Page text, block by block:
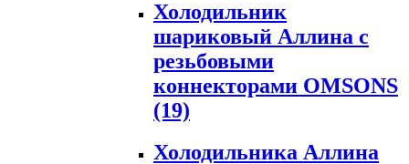
Холодильник
шариковый Аллина с
резьбовыми
коннекторами OMSONS
(19)
Холодильника Аллина